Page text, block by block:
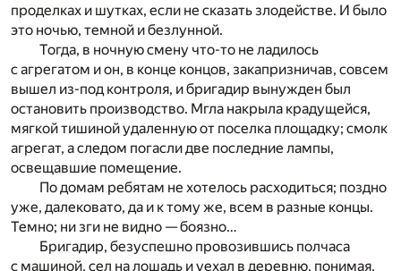
проделках и шутках, если не сказать злодействе. И было
это ночью, темной и безлунной.
Тогда, в ночную смену что-то не ладилось
с агрегатом и он, в конце концов, закапризничав, совсем
вышел из-под контроля, и бригадир вынужден был
остановить производство. Мгла накрыла крадущейся,
мягкой тишиной удаленную от поселка площадку; смолк
агрегат, а следом погасли две последние лампы,
освещавшие помещение.
По домам ребятам не хотелось расходиться; поздно
уже, далековато, да и к тому же, всем в разные концы.
Темно; ни зги не видно — боязно…
Бригадир, безуспешно провозившись полчаса
с машиной, сел на лошадь и уехал в деревню, понимая,